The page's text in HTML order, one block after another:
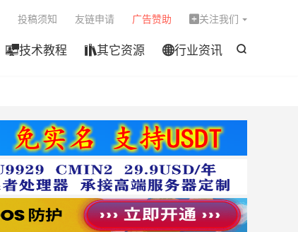

技术教程 其它资源 行业资讯
投稿须知 友链申请 广告赞助  关注我们